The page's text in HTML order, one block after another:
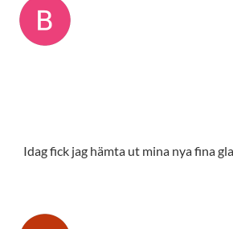
Idag fick jag hämta ut mina nya fina